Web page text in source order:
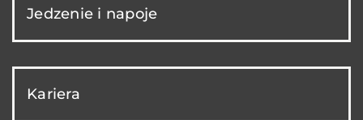
Jedzenie i napoje
Kariera